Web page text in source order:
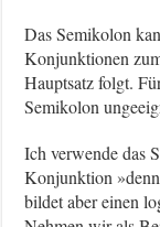
Das Semikolon
Konjunktionen
Hauptsatz folgt.
Semikolon
Ich verwende das
Konjunktion
bildet aber einen